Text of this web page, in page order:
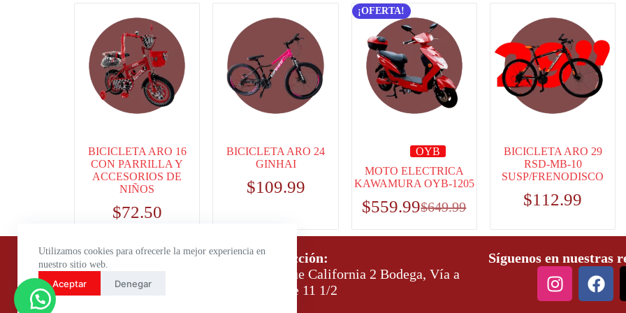
Utilizamos cookies para ofrecerle la mejor experiencia en
nuestro sitio web.
Aceptar Denegar
BICICLETA ARO 16
CON PARRILLA Y
ACCESORIOS DE
NIÑOS
$72.50
BICICLETA ARO 24
GINHAI
$109.99
¡OFERTA!
OYB
MOTO ELECTRICA
KAWAMURA OYB-1205
$649.99
$559.99
BICICLETA ARO 29
RSD-MB-10
SUSP/FRENODISCO
$112.99
Horario de atención:
Lunes a Viernes: 9:00 – 18:00
Sábados: 9:00 – 14:00
Dirección:
Parque California 2 Bodega, Vía a
Daule 11 1/2
Síguenos en nuestras